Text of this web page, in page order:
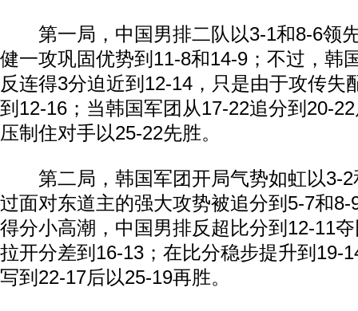
第一局，中国男排二队以3-1和8-6领
健一攻巩固优势到11-8和14-9；不过，韩
反连得3分迫近到12-14，只是由于攻传失
到12-16；当韩国军团从17-22追分到20-
压制住对手以25-22先胜。
第二局，韩国军团开局气势如虹以3-2
过面对东道主的强大攻势被追分到5-7和8-
得分小高潮，中国男排反超比分到12-11
拉开分差到16-13；在比分稳步提升到19-
写到22-17后以25-19再胜。